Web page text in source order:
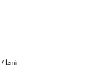
İzmir